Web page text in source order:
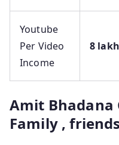
Youtube
Per Video
Income
8
Amit Bhadana
Family , friends